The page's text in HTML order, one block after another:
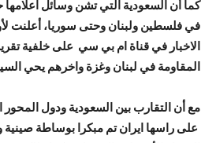
كما أن السعودية التي تشن وسائل
في فلسطين ولبنان وحتى سوريا، أعلنت
الاخبار في قناة ام بي سي على خلفية
المقاومة في لبنان وغزة واخرهم يحي
مع أن التقارب بين السعودية ودول المحور
على راسها ايران تم مبكرا بوساطة صينية